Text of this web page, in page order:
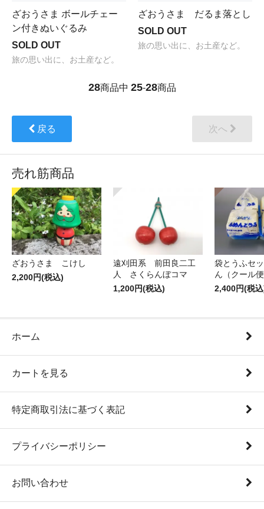
ざおうさま ボールチェー
ン付きぬいぐるみ
SOLD OUT
旅の思い出に、お土産など。
ざおうさま だるま落とし
SOLD OUT
旅の思い出に、お土産など。
28商品中 25-28商品
戻る 次へ
売れ筋商品
ざおうさま こけし
2,200円(税込)
遠刈田系 前田良二工
人 さくらんぼコマ
1,200円(税込)
袋とうふセ
ん（クール
2,400円(税
ホーム
カートを見る
特定商取引法に基づく表記
プライバシーポリシー
お問い合わせ